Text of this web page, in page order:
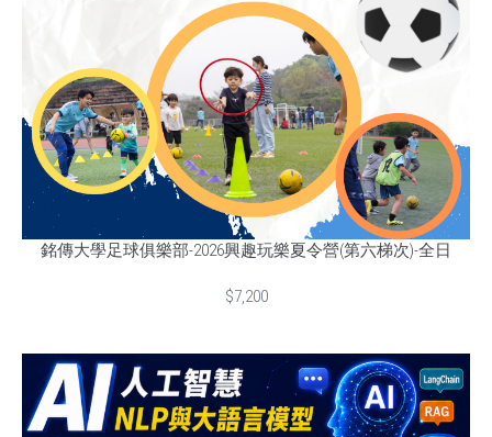
銘傳大學足球俱樂部-2026興趣玩樂夏令營(第六梯次)-全日
$7,200